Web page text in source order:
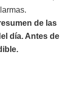
de las
día. Antes de